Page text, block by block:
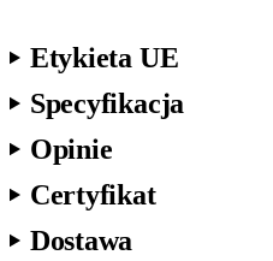
Etykieta UE
Specyfikacja
Opinie
Certyfikat
Dostawa